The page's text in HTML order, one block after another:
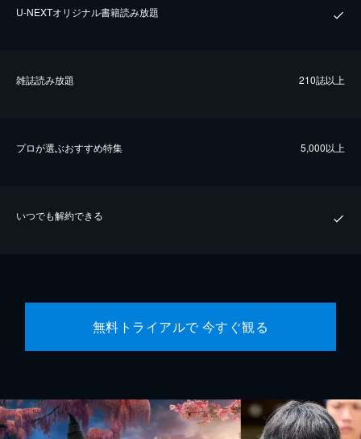
U-NEXTオリジナル書籍読み放題
雑誌読み放題 210誌以上
プロが選ぶおすすめ特集 5,000以上
いつでも解約できる
無料トライアルで 今すぐ観る